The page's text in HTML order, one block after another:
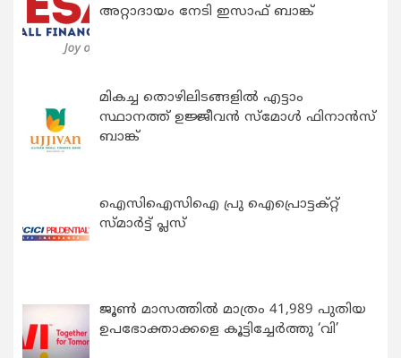
അറ്റാദായം നേടി ഇസാഫ് ബാങ്ക്
മികച്ച തൊഴിലിടങ്ങളിൽ എട്ടാം
സ്ഥാനത്ത് ഉജ്ജീവൻ സ്മോൾ ഫിനാൻസ്
ബാങ്ക്
ഐസിഐസിഐ പ്രു ഐപ്രൊട്ടക്റ്റ്
സ്മാർട്ട് പ്ലസ്
ജൂൺ മാസത്തിൽ മാത്രം 41,989 പുതിയ
ഉപഭോക്താക്കളെ കൂട്ടിച്ചേർത്തു ‘വി’